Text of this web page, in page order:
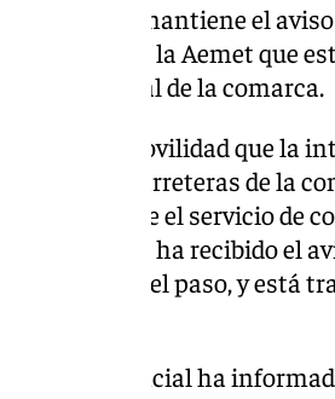
Antequera mantiene el
precisando la Aemet que
occidental de la comarca.
cuanto a la movilidad que la
a varias carreteras de la
Málaga, donde el servicio
provincial ha recibido el
obstaculizan el paso, y está
provincial ha